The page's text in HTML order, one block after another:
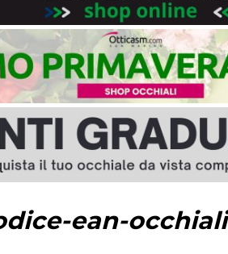
ean-occhiali